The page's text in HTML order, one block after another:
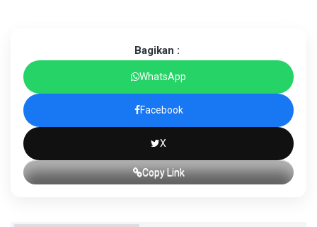
Bagikan :
WhatsApp
Facebook
X
Copy Link